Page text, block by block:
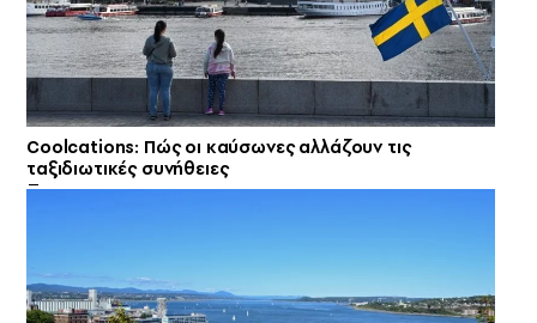
Coolcations: Πώς οι καύσωνες αλλάζουν τις
ταξιδιωτικές συνήθειες